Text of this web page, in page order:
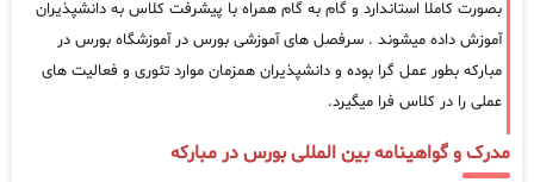
بصورت کاملا استاندارد و گام به گام همراه با پیشرفت کلاس به دانشپذیران
آموزش داده میشوند . سرفصل های آموزشی بورس در آموزشگاه بورس در
مبارکه بطور عمل گرا بوده و دانشپذیران همزمان موارد تئوری و فعالیت های
عملی را در کلاس فرا میگیرد.
مدرک و گواهینامه بین المللی بورس در مبارکه